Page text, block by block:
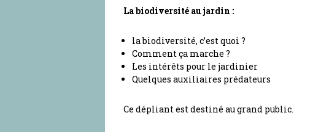
La biodiversité au jardin :
la biodiversité, c’est quoi ?
Comment ça marche ?
Les intérêts pour le jardinier
Quelques auxiliaires prédateurs
Ce dépliant est destiné au grand public.